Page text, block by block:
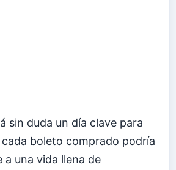
sin duda un día clave para
boleto comprado podría
a una vida llena de